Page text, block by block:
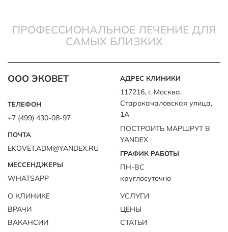
ПРОФЕССИОНАЛЬНОЕ ЛЕЧЕНИЕ ДЛЯ
САМЫХ БЛИЗКИХ
ООО ЭКОВЕТ
ТЕЛЕФОН
+7 (499) 430-08-97
ПОЧТА
EKOVET.ADM@YANDEX.RU
МЕССЕНДЖЕРЫ
WHATSAPP
АДРЕС КЛИНИКИ
117216, г. Москва,
Старокачаловская улица,
1А
ПОСТРОИТЬ МАРШРУТ В
YANDEX
ГРАФИК РАБОТЫ
ПН-ВС
круглосуточно
О КЛИНИКЕ
ВРАЧИ
ВАКАНСИИ
УСЛУГИ
ЦЕНЫ
СТАТЬИ